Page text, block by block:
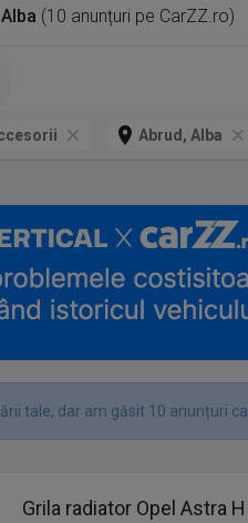
(10 anunțuri pe CarZZ.ro)
Abrud, Alba
tale, dar am găsit 10 anunțuri
Grila radiator Opel Astra H